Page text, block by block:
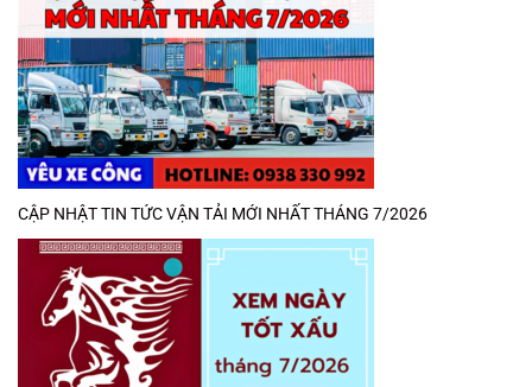
CẬP NHẬT TIN TỨC VẬN TẢI MỚI NHẤT THÁNG 7/2026